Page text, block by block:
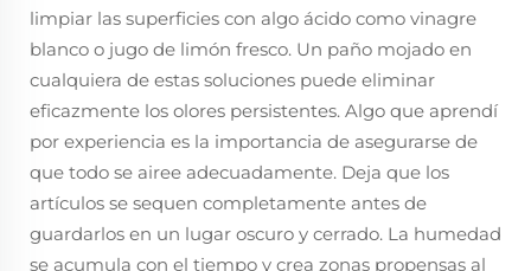
limpiar las superficies con algo ácido como vinagre
blanco o jugo de limón fresco. Un paño mojado en
cualquiera de estas soluciones puede eliminar
eficazmente los olores persistentes. Algo que aprendí
por experiencia es la importancia de asegurarse de
que todo se airee adecuadamente. Deja que los
artículos se sequen completamente antes de
guardarlos en un lugar oscuro y cerrado. La humedad
se acumula con el tiempo y crea zonas propensas al